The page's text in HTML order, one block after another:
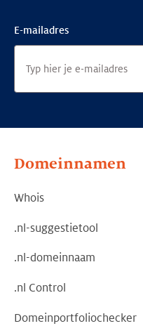
E-mailadres
Domeinnamen
Whois
.nl-suggestietool
.nl-domeinnaam
.nl Control
Domeinportfoliochecker